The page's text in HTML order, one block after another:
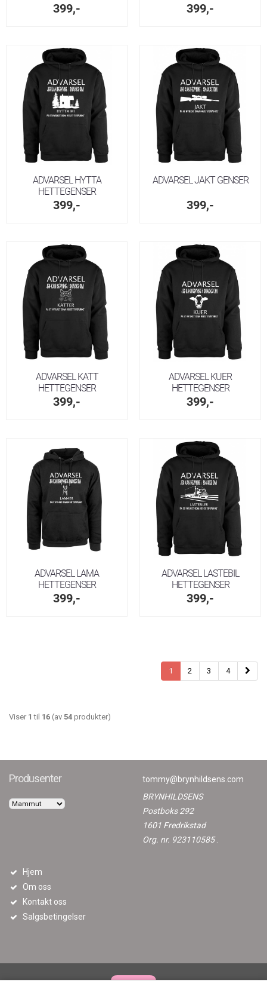
399,- 399,-
ADVARSEL HYTTA
HETTEGENSER
399,-
ADVARSEL JAKT GENSER
399,-
ADVARSEL KATT
HETTEGENSER
399,-
ADVARSEL KUER
HETTEGENSER
399,-
ADVARSEL LAMA
HETTEGENSER
399,-
ADVARSEL LASTEBIL
HETTEGENSER
399,-
1 2 3 4
Viser 1 til 16 (av 54 produkter)
Produsenter
tommy@brynhildsens.com
BRYNHILDSENS
Postboks 292
1601 Fredrikstad
Org. nr. 923110585
Hjem
Om oss
Kontakt oss
Salgsbetingelser